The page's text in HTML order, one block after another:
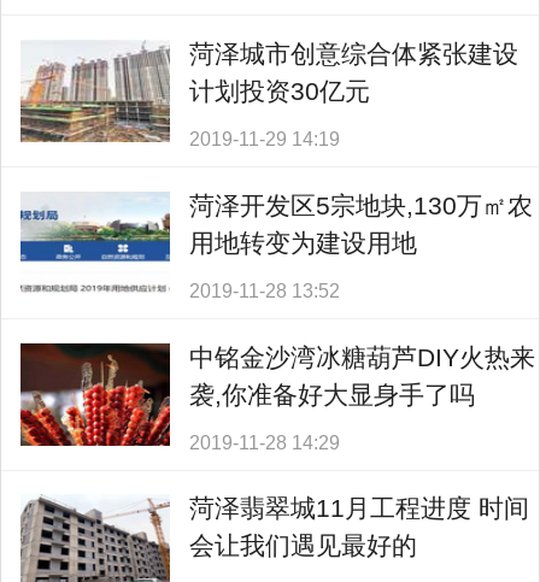
菏泽城市创意综合体紧张建设
计划投资30亿元
2019-11-29 14:19
菏泽开发区5宗地块,130万㎡农
用地转变为建设用地
2019-11-28 13:52
中铭金沙湾冰糖葫芦DIY火热来
袭,你准备好大显身手了吗
2019-11-28 14:29
菏泽翡翠城11月工程进度 时间
会让我们遇见最好的